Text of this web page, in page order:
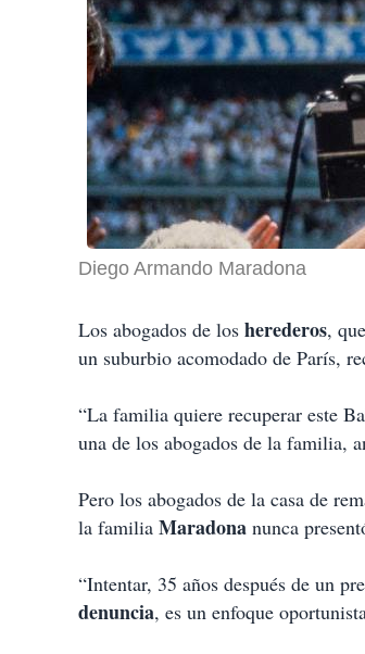
Diego Armando Maradona
Los abogados de los herederos,
un suburbio acomodado de París,
“La familia quiere recuperar este
una de los abogados de la familia,
Pero los abogados de la casa de
la familia Maradona nunca
“Intentar, 35 años después de un
denuncia, es un enfoque